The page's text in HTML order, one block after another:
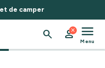
de camper
search person
close menu
Menu